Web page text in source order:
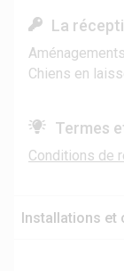
La
Chiens en
Termes
Conditions de
Installations et